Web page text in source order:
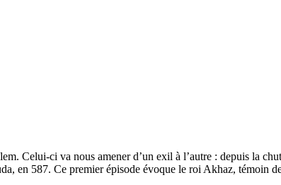
Celui-ci va nous amener d’un exil à l’autre : depuis la
en 587. Ce premier épisode évoque le roi Akhaz, témoin